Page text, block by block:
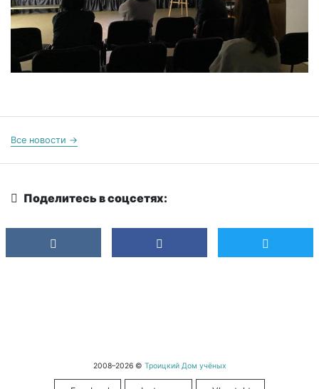
Все новости →
Поделитесь в соцсетях:
2008–2026 © Троицкий Дом учёных